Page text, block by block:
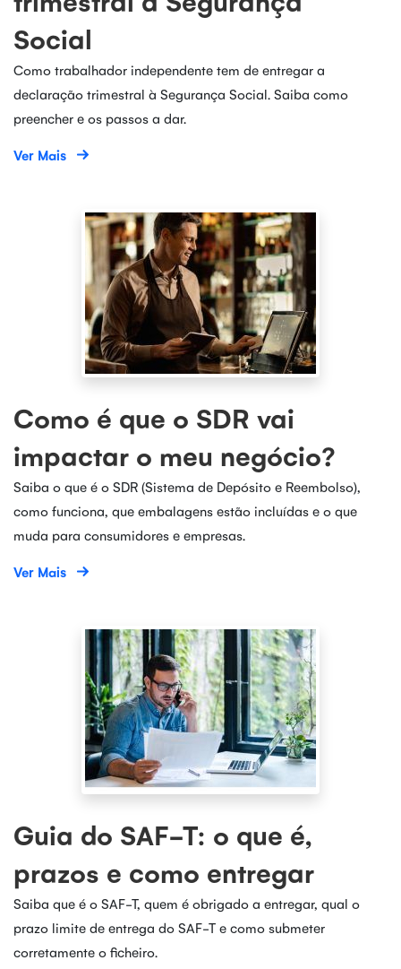
Social
Como trabalhador independente tem de entregar a
declaração trimestral à Segurança Social. Saiba como
preencher e os passos a dar.
Ver Mais
Como é que o SDR vai
impactar o meu negócio?
Saiba o que é o SDR (Sistema de Depósito e Reembolso),
como funciona, que embalagens estão incluídas e o que
muda para consumidores e empresas.
Ver Mais
Guia do SAF-T: o que é,
prazos e como entregar
Saiba que é o SAF-T, quem é obrigado a entregar, qual o
prazo limite de entrega do SAF-T e como submeter
corretamente o ficheiro.